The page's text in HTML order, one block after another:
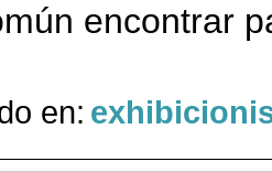
encontrar
en: